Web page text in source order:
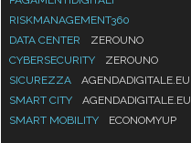
RISKMANAGEMENT360
DATA CENTER
ZEROUNO
CYBERSECURITY
ZEROUNO
SICUREZZA
AGENDADIGITALE.EU
SMART CITY
AGENDADIGITALE.EU
SMART MOBILITY
ECONOMYUP